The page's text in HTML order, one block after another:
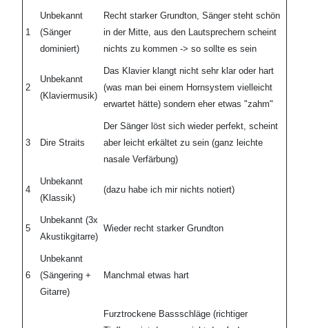
1
Unbekannt
(Sänger
dominiert)
Recht starker Grundton, Sänger steht schön
in der Mitte, aus den Lautsprechern scheint
nichts zu kommen -> so sollte es sein
2
Unbekannt
(Klaviermusik)
Das Klavier klangt nicht sehr klar oder hart
(was man bei einem Hornsystem vielleicht
erwartet hätte) sondern eher etwas "zahm"
3 Dire Straits
Der Sänger löst sich wieder perfekt, scheint
aber leicht erkältet zu sein (ganz leichte
nasale Verfärbung)
4
Unbekannt
(Klassik)
(dazu habe ich mir nichts notiert)
5
Unbekannt (3x
Akustikgitarre)
Wieder recht starker Grundton
6
Unbekannt
(Sängering +
Gitarre)
Manchmal etwas hart
Furztrockene Bassschläge (richtiger